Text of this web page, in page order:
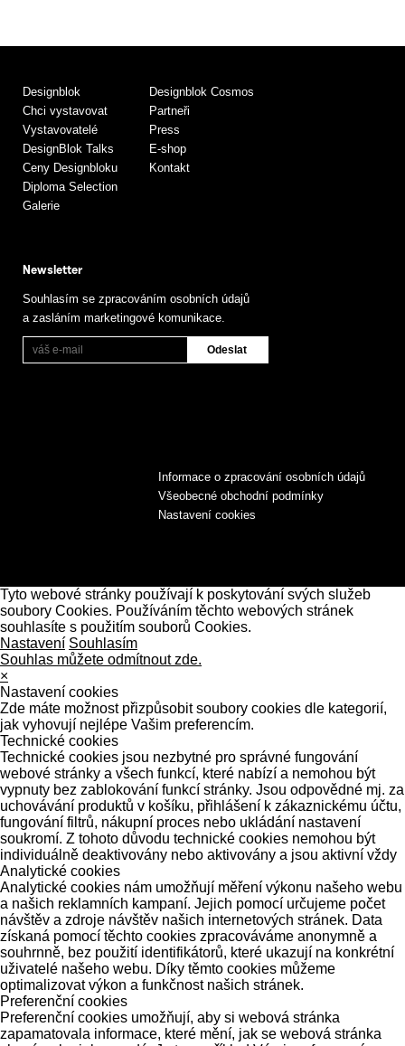
Designblok
Chci vystavovat
Vystavovatelé
DesignBlok Talks
Ceny Designbloku
Diploma Selection
Galerie
Designblok Cosmos
Partneři
Press
E-shop
Kontakt
Newsletter
Souhlasím se zpracováním osobních údajů
a zasláním marketingové komunikace.
Informace o zpracování osobních údajů
Všeobecné obchodní podmínky
Nastavení cookies
Tyto webové stránky používají k poskytování svých služeb
soubory Cookies. Používáním těchto webových stránek
souhlasíte s použitím souborů Cookies.
Nastavení Souhlasím
Souhlas můžete odmítnout zde.
×
Nastavení cookies
Zde máte možnost přizpůsobit soubory cookies dle kategorií,
jak vyhovují nejlépe Vašim preferencím.
Technické cookies
Technické cookies jsou nezbytné pro správné fungování
webové stránky a všech funkcí, které nabízí a nemohou být
vypnuty bez zablokování funkcí stránky. Jsou odpovědné mj. za
uchovávání produktů v košíku, přihlášení k zákaznickému účtu,
fungování filtrů, nákupní proces nebo ukládání nastavení
soukromí. Z tohoto důvodu technické cookies nemohou být
individuálně deaktivovány nebo aktivovány a jsou aktivní vždy
Analytické cookies
Analytické cookies nám umožňují měření výkonu našeho webu
a našich reklamních kampaní. Jejich pomocí určujeme počet
návštěv a zdroje návštěv našich internetových stránek. Data
získaná pomocí těchto cookies zpracováváme anonymně a
souhrnně, bez použití identifikátorů, které ukazují na konkrétní
uživatelé našeho webu. Díky těmto cookies můžeme
optimalizovat výkon a funkčnost našich stránek.
Preferenční cookies
Preferenční cookies umožňují, aby si webová stránka
zapamatovala informace, které mění, jak se webová stránka